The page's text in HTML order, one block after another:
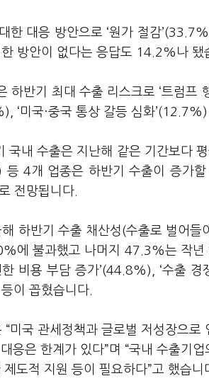
한 대응 방안으로 ‘원가 절감
방안이 없다는 응답도 14.2% 나 됐
하반기 최대 수출 리스크로 ‘트럼프
‘미국·중국 통상 갈등 심화’(12.7%)
국내 수출은 지난해 같은 기간보다
등4개 업종은 하반기 수출이 증가
전망됩니다
하반기 수출 채산성(수출로 벌어들
에 불과했고 나머지 47.3%는 작년
한 비용 부담 증가’(44.8%), ‘수출 경
등이 꼽혔습니다
“미국 관세정책과 글로벌 저성장으로
응은 한계가 있다”며 “국내 수출기업
도적 지원 등이 필요하다”고 했습니